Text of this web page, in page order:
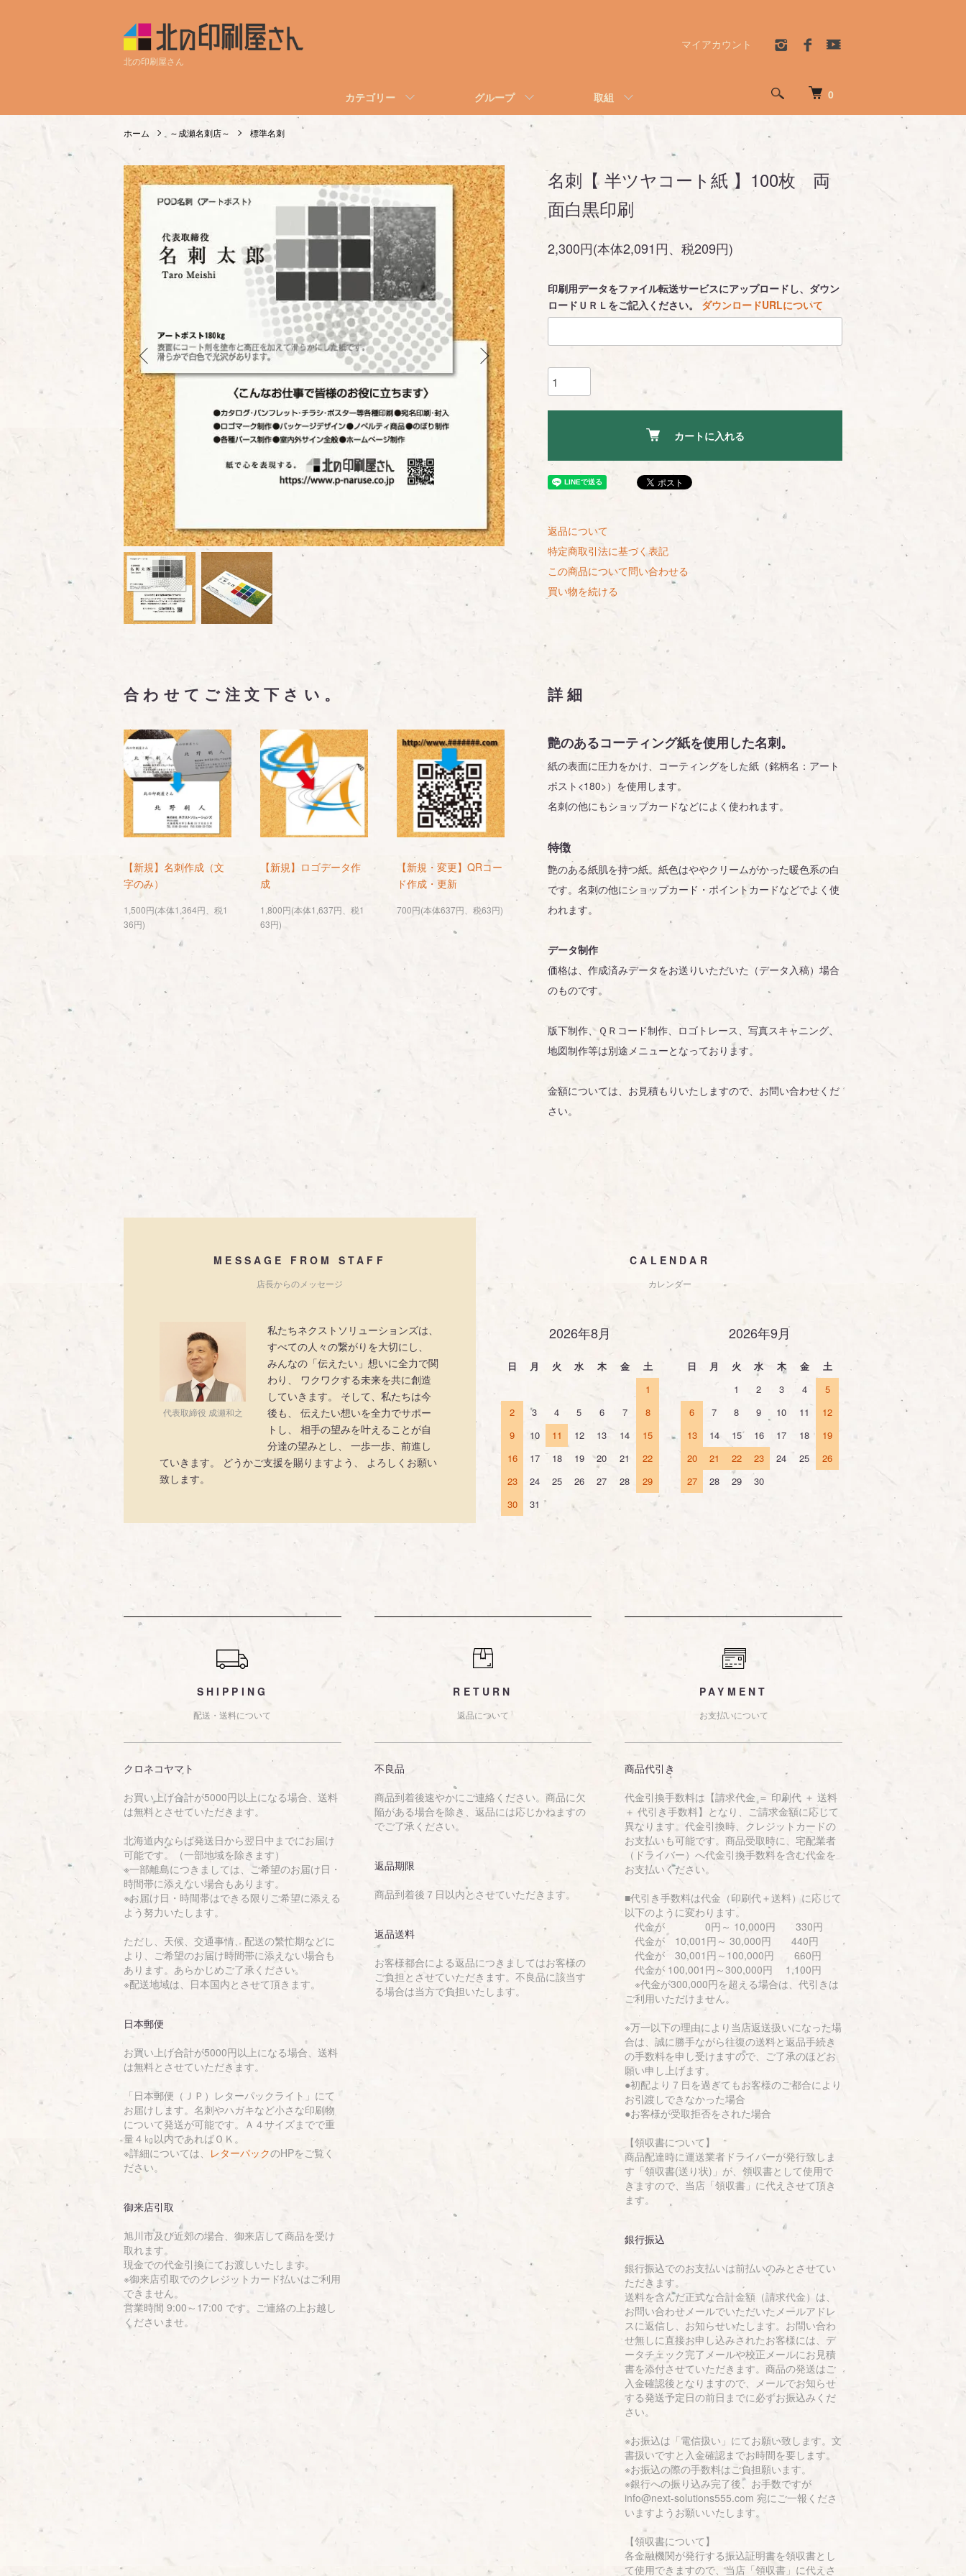
北の印刷屋さん
0
カテゴリー グループ 取組
マイアカウント
ホーム ～成瀬名刺店～ 標準名刺
名刺【 半ツヤコート紙 】100枚 両
面白黒印刷
2,300円(本体2,091円、税209円)
印刷用データをファイル転送サービスにアップロードし、ダウン
ロードＵＲＬをご記入ください。 ダウンロードURLについて
カートに入れる
返品について
特定商取引法に基づく表記
この商品について問い合わせる
買い物を続ける
詳細
艶のあるコーティング紙を使用した名刺。
紙の表面に圧力をかけ、コーティングをした紙（銘柄名：アート
ポスト<180>）を使用します。
名刺の他にもショップカードなどによく使われます。
特徴
艶のある紙肌を持つ紙。紙色はややクリームがかった暖色系の白
です。名刺の他にショップカード・ポイントカードなどでよく使
われます。
データ制作
価格は、作成済みデータをお送りいただいた（データ入稿）場合
のものです。
版下制作、ＱＲコード制作、ロゴトレース、写真スキャニング、
地図制作等は別途メニューとなっております。
金額については、お見積もりいたしますので、お問い合わせくだ
さい。
合わせてご注文下さい。
【新規】名刺作成（文
字のみ）
1,500円(本体1,364円、税1
36円)
【新規】ロゴデータ作
成
1,800円(本体1,637円、税1
63円)
【新規・変更】QRコー
ド作成・更新
700円(本体637円、税63円)
MESSAGE FROM STAFF
店長からのメッセージ
代表取締役 成瀬和之
私たちネクストソリューションズは、
すべての人々の繋がりを大切にし、
みんなの「伝えたい」想いに全力で関
わり、 ワクワクする未来を共に創造
していきます。 そして、私たちは今
後も、 伝えたい想いを全力でサポー
トし、 相手の望みを叶えることが自
分達の望みとし、 一歩一歩、前進し
ていきます。 どうかご支援を賜りますよう、 よろしくお願い
致します。
CALENDAR
カレンダー
2026年8月
日 月 火 水 木 金
土
1
2
3 4 5 6 7
8
9
10 11 12 13 14
15
16
17 18 19 20 21
22
23
24 25 26 27 28
29
30
31
2026年9月
日 月 火 水 木 金
土
1
2 3 4
5
6
7 8 9 10 11
12
13
14 15 16 17 18
19
20
21 22 23 24 25
26
27
28 29 30
ショッピングガイド
SHIPPING
配送・送料について
クロネコヤマト
お買い上げ合計が5000円以上になる場合、送料
は無料とさせていただきます。
北海道内ならば発送日から翌日中までにお届け
可能です。（一部地域を除きます）
※一部離島につきましては、ご希望のお届け日・
時間帯に添えない場合もあります。
※お届け日・時間帯はできる限りご希望に添える
よう努力いたします。
ただし、天候、交通事情、配送の繁忙期などに
より、ご希望のお届け時間帯に添えない場合も
あります。あらかじめご了承ください。
※配送地域は、日本国内とさせて頂きます。
日本郵便
お買い上げ合計が5000円以上になる場合、送料
は無料とさせていただきます。
「日本郵便（ＪＰ）レターパックライト」にて
お届けします。名刺やハガキなど小さな印刷物
について発送が可能です。Ａ４サイズまでで重
量４㎏以内であればＯＫ。
※詳細については、 レターパックのHPをご覧く
ださい。
御来店引取
旭川市及び近郊の場合、御来店して商品を受け
取れます。
現金での代金引換にてお渡しいたします。
※御来店引取でのクレジットカード払いはご利用
できません。
営業時間 9:00～17:00 です。ご連絡の上お越し
くださいませ。
RETURN
返品について
不良品
商品到着後速やかにご連絡ください。商品に欠
陥がある場合を除き、返品には応じかねますの
でご了承ください。
返品期限
商品到着後７日以内とさせていただきます。
返品送料
お客様都合による返品につきましてはお客様の
ご負担とさせていただきます。不良品に該当す
る場合は当方で負担いたします。
PAYMENT
お支払いについて
商品代引き
代金引換手数料は【請求代金 ＝ 印刷代 ＋ 送料
＋ 代引き手数料】となり、ご請求金額に応じて
異なります。代金引換時、クレジットカードの
お支払いも可能です。商品受取時に、宅配業者
（ドライバー）へ代金引換手数料を含む代金を
お支払いください。
■代引き手数料は代金（印刷代＋送料）に応じて
以下のように変わります。
代金が 0円～ 10,000円 330円
代金が 10,001円～ 30,000円 440円
代金が 30,001円～100,000円 660円
代金が 100,001円～300,000円 1,100円
※代金が300,000円を超える場合は、代引きは
ご利用いただけません。
※万一以下の理由により当店返送扱いになった場
合は、誠に勝手ながら往復の送料と返品手続き
の手数料を申し受けますので、ご了承のほどお
願い申し上げます。
●初配より７日を過ぎてもお客様のご都合により
お引渡しできなかった場合
●お客様が受取拒否をされた場合
【領収書について】
商品配達時に運送業者ドライバーが発行致しま
す「領収書(送り状)」が、領収書として使用で
きますので、当店「領収書」に代えさせて頂き
ます。
銀行振込
銀行振込でのお支払いは前払いのみとさせてい
ただきます。
送料を含んだ正式な合計金額（請求代金）は、
お問い合わせメールでいただいたメールアドレ
スに返信し、お知らせいたします。お問い合わ
せ無しに直接お申し込みされたお客様には、デ
ータチェック完了メールや校正メールにお見積
書を添付させていただきます。商品の発送はご
入金確認後となりますので、メールでお知らせ
する発送予定日の前日までに必ずお振込みくだ
さい。
※お振込は「電信扱い」にてお願い致します。文
書扱いですと入金確認までお時間を要します。
※お振込の際の手数料はご負担願います。
※銀行への振り込み完了後、お手数ですが
info@next-solutions555.com 宛にご一報くださ
いますようお願いいたします。
【領収書について】
各金融機関が発行する振込証明書を領収書とし
て使用できますので、当店「領収書」に代えさ